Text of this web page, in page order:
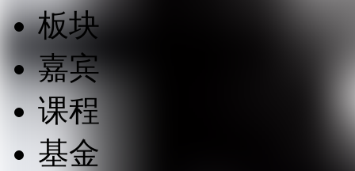
板块
嘉宾
课程
基金